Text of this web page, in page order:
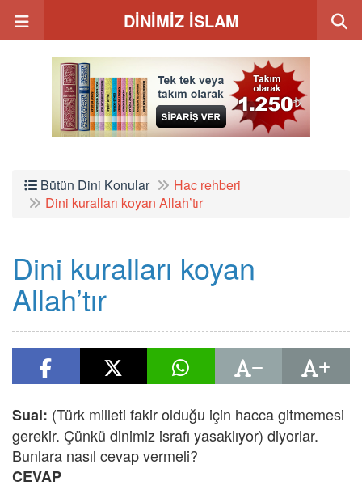
DİNİMİZ İSLAM
Bütün Dini Konular
Hac rehberi
Dini kuralları koyan Allah’tır
Dini kuralları koyan
Allah’tır
Sual: (Türk milleti fakir olduğu için hacca gitmemesi
gerekir. Çünkü dinimiz israfı yasaklıyor) diyorlar.
Bunlara nasıl cevap vermeli?
CEVAP